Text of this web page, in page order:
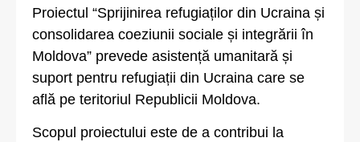
Proiectul “Sprijinirea refugiaților din Ucraina și
consolidarea coeziunii sociale și integrării în
Moldova” prevede asistență umanitară și
suport pentru refugiații din Ucraina care se
află pe teritoriul Republicii Moldova.
Scopul proiectului este de a contribui la